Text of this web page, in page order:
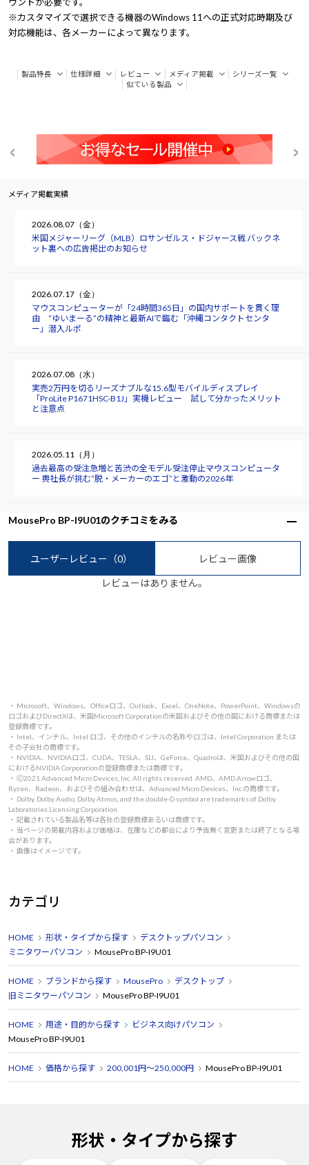
※カスタマイズで選択できる機器のWindows 11への正式対応時期及び
対応機能は、各メーカーによって異なります。
製品特長 仕様詳細 レビュー メディア掲載
シリーズ一覧
似ている製品
メディア掲載実績
2026.08.07（金）
米国メジャーリーグ（MLB）ロサンゼルス・ドジャース戦 バックネ
ット裏への広告掲出のお知らせ
2026.07.17（金）
マウスコンピューターが「24時間365日」の国内サポートを貫く理
由 “ゆいまーる”の精神と最新AIで臨む「沖縄コンタクトセンタ
ー」潜入ルポ
2026.07.08（水）
実売2万円を切るリーズナブルな15.6型モバイルディスプレイ
「ProLite P1671HSC-B1J」実機レビュー 試して分かったメリット
と注意点
2026.05.11（月）
過去最高の受注急増と苦渋の全モデル受注停止――マウスコンピュータ
ー 軣社長が挑む“脱・メーカーのエゴ”と激動の2026年
MousePro BP-I9U01のクチコミをみる
ユーザーレビュー （0） レビュー画像
レビューはありません。
・ Microsoft、Windows、Officeロゴ、Outlook、Excel、OneNote、PowerPoint、Windowsの
ロゴおよびDirectXは、米国Microsoft Corporationの米国およびその他の国における商標または
登録商標です。
・ Intel、インテル、Intel ロゴ、その他のインテルの名称やロゴは、Intel Corporation または
その子会社の商標です。
・ NVIDIA、NVIDIAロゴ、CUDA、TESLA、SLI、GeForce、Quadroは、米国およびその他の国
におけるNVIDIA Corporationの登録商標または商標です。
・ 🄫2021 Advanced Micro Devices, Inc. All rights reserved. AMD、AMD Arrowロゴ、
Ryzen、Radeon、およびその組み合わせは、Advanced Micro Devices、Inc.の商標です。
・ Dolby, Dolby Audio, Dolby Atmos, and the double-D symbol are trademarks of Dolby
Laboratories Licensing Corporation.
・ 記載されている製品名等は各社の登録商標あるいは商標です。
・ 当ページの掲載内容および価格は、在庫などの都合により予告無く変更または終了となる場
合があります。
・ 画像はイメージです。
カテゴリ
HOME 形状・タイプから探す
デスクトップパソコン
ミニタワーパソコン
MousePro BP-I9U01
HOME ブランドから探す MousePro
デスクトップ
旧ミニタワーパソコン
MousePro BP-I9U01
HOME 用途・目的から探す
ビジネス向けパソコン
MousePro BP-I9U01
HOME 価格から探す 200,001円～250,000円 MousePro BP-I9U01
形状・タイプから探す